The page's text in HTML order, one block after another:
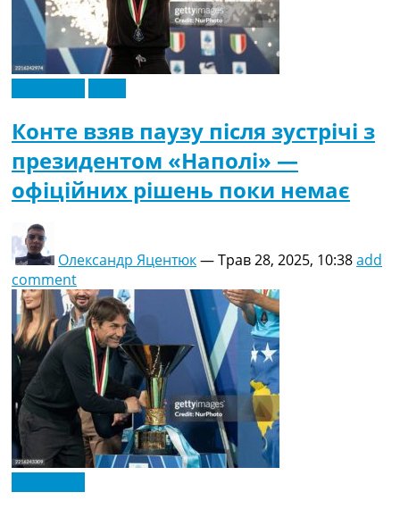
Конте взяв паузу після зустрічі з
президентом «Наполі» —
офіційних рішень поки немає
Олександр Яцентюк—Трав 28, 2025, 10:38add
comment